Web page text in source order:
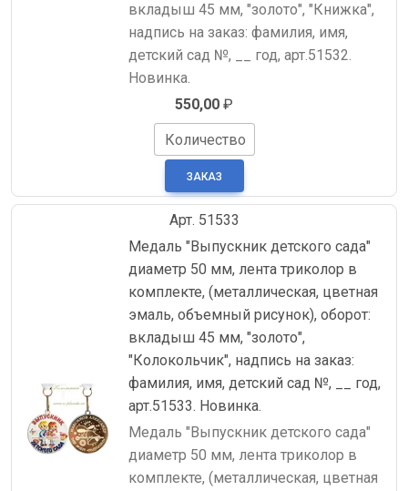
вкладыш 45 мм, "золото", "Книжка",
надпись на заказ: фамилия, имя,
детский сад №, __ год, арт.51532.
Новинка.
550,00 ₽
Количество
Арт. 51533
Медаль "Выпускник детского сада"
диаметр 50 мм, лента триколор в
комплекте, (металлическая, цветная
эмаль, объемный рисунок), оборот:
вкладыш 45 мм, "золото",
"Колокольчик", надпись на заказ:
фамилия, имя, детский сад №, __ год,
арт.51533. Новинка.
Медаль "Выпускник детского сада"
диаметр 50 мм, лента триколор в
комплекте, (металлическая, цветная